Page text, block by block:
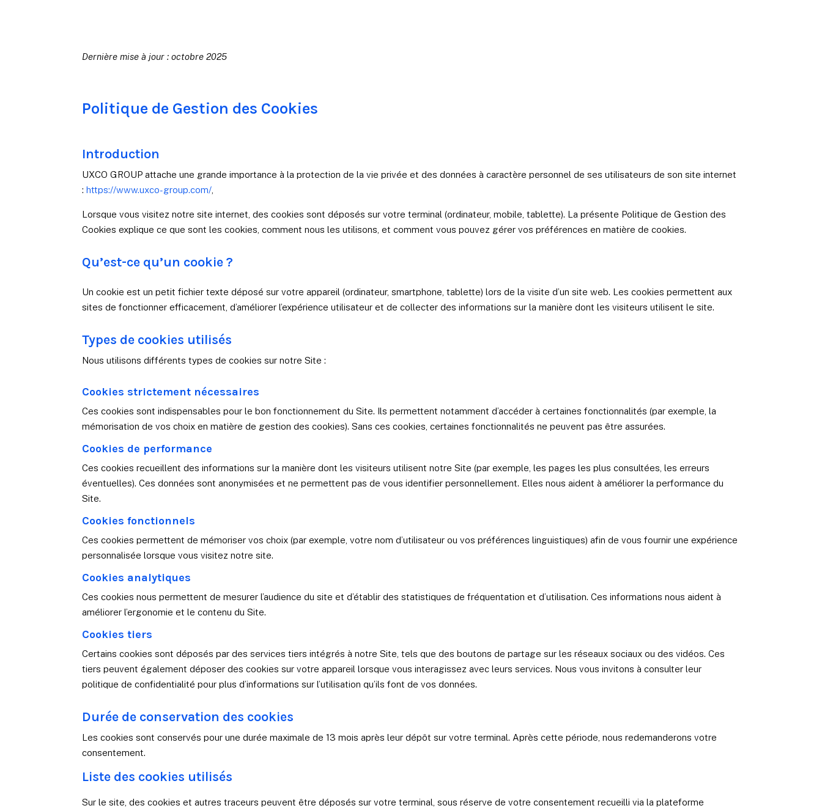
Dernière mise à jour : octobre 2025
Politique de Gestion des Cookies
Introduction
UXCO GROUP attache une grande importance à la protection de la vie privée et des données à caractère personnel de ses utilisateurs de son site internet
:https://www.uxco-group.com/
Lorsque vous visitez notre site internet, des cookies sont déposés sur votre terminal (ordinateur, mobile, tablette). La présente Politique de Gestion des
Cookies explique ce que sont les cookies, comment nous les utilisons, et comment vous pouvez gérer vos préférences en matière de cookies.
Qu’est-ce qu’un cookie ?
Un cookie est un petit fichier texte déposé sur votre appareil (ordinateur, smartphone, tablette) lors de la visite d’un site web. Les cookies permettent aux
sites de fonctionner efficacement, d’améliorer l’expérience utilisateur et de collecter des informations sur la manière dont les visiteurs utilisent le site.
Types de cookies utilisés
Nous utilisons différents types de cookies sur notre Site :
Cookies strictement nécessaires
Ces cookies sont indispensables pour le bon fonctionnement du Site. Ils permettent notamment d’accéder à certaines fonctionnalités (par exemple, la
mémorisation de vos choix en matière de gestion des cookies). Sans ces cookies, certaines fonctionnalités ne peuvent pas être assurées.
Cookies de performance
Ces cookies recueillent des informations sur la manière dont les visiteurs utilisent notre Site (par exemple, les pages les plus consultées, les erreurs
éventuelles). Ces données sont anonymisées et ne permettent pas de vous identifier personnellement. Elles nous aident à améliorer la performance du
Site.
Cookies fonctionnels
Ces cookies permettent de mémoriser vos choix (par exemple, votre nom d’utilisateur ou vos préférences linguistiques) afin de vous fournir une expérience
personnalisée lorsque vous visitez notre site.
Cookies analytiques
Ces cookies nous permettent de mesurer l’audience du site et d’établir des statistiques de fréquentation et d’utilisation. Ces informations nous aident à
améliorer l’ergonomie et le contenu du Site.
Cookies tiers
Certains cookies sont déposés par des services tiers intégrés à notre Site, tels que des boutons de partage sur les réseaux sociaux ou des vidéos. Ces
tiers peuvent également déposer des cookies sur votre appareil lorsque vous interagissez avec leurs services. Nous vous invitons à consulter leur
politique de confidentialité pour plus d’informations sur l’utilisation qu’ils font de vos données.
Durée de conservation des cookies
Les cookies sont conservés pour une durée maximale de 13 mois après leur dépôt sur votre terminal. Après cette période, nous redemanderons votre
consentement.
Liste des cookies utilisés
Sur le site, des cookies et autres traceurs peuvent être déposés sur votre terminal, sous réserve de votre consentement recueilli via la plateforme